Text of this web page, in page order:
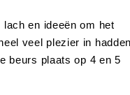
en ideeën om het
veel plezier in
beurs plaats op 4 en 5